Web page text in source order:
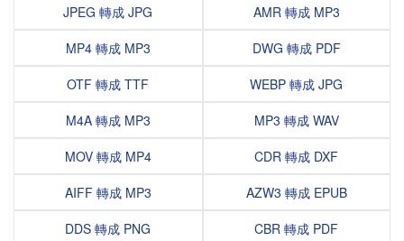
JPEG 轉成 JPG
MP4 轉成 MP3
OTF 轉成 TTF
M4A 轉成 MP3
MOV 轉成 MP4
AIFF 轉成 MP3
DDS 轉成 PNG
AMR 轉成 MP3
DWG 轉成 PDF
WEBP 轉成 JPG
MP3 轉成 WAV
CDR 轉成 DXF
AZW3 轉成 EPUB
CBR 轉成 PDF